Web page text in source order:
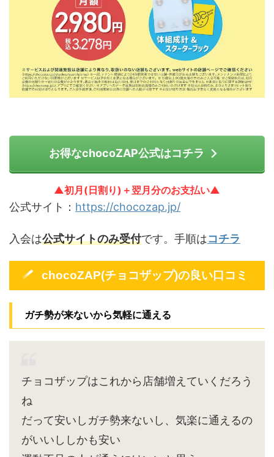
お得なchocoZAP公式はコチラ
▲初月(日割り)＋翌月分のお支払い▲
公式サイト： https://chocozap.jp/
入会は公式サイトのみ受付です。手順はコチラ
chocoZAP(チョコザップ)の良い口コミ
ガチ勢が来ないから気軽に通える
チョコザップはこれから店舗増えていくだろう
ね
だって安いしガチ勢来ないし、気楽に通えるの
がいいししかも安い